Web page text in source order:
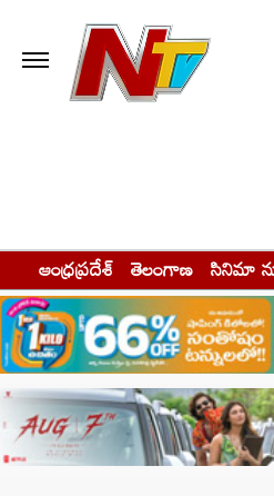
ఆంధ్రప్రదేశ్ తెలంగాణ సినిమా